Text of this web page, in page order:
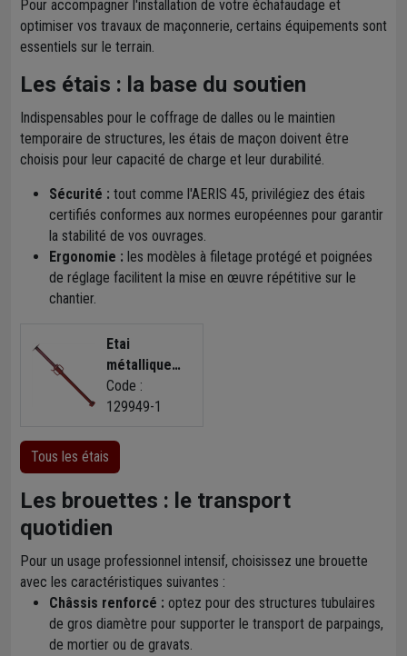
Pour accompagner l'installation de votre échafaudage et
optimiser vos travaux de maçonnerie, certains équipements sont
essentiels sur le terrain.
Les étais : la base du soutien
Indispensables pour le coffrage de dalles ou le maintien
temporaire de structures, les étais de maçon doivent être
choisis pour leur capacité de charge et leur durabilité.
Sécurité : tout comme l'AERIS 45, privilégiez des étais
certifiés conformes aux normes européennes pour garantir
la stabilité de vos ouvrages.
Ergonomie : les modèles à filetage protégé et poignées
de réglage facilitent la mise en œuvre répétitive sur le
chantier.
Etai
métallique
peint 1.60 x
2.90 m Altrad
manchon de
réglage en
acier soudé
Code :
129949-1
Tous les étais
Les brouettes : le transport
quotidien
Pour un usage professionnel intensif, choisissez une brouette
avec les caractéristiques suivantes :
Châssis renforcé : optez pour des structures tubulaires
de gros diamètre pour supporter le transport de parpaings,
de mortier ou de gravats.